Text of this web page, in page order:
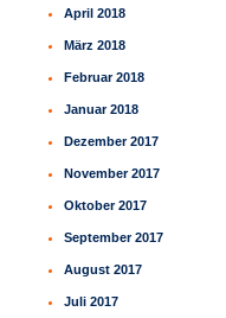
April 2018
März 2018
Februar 2018
Januar 2018
Dezember 2017
November 2017
Oktober 2017
September 2017
August 2017
Juli 2017